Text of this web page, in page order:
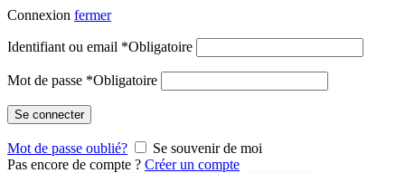
Connexion fermer
Identifiant ou email *Obligatoire
Mot de passe *Obligatoire
Se connecter
Mot de passe oublié?
Se souvenir de moi
Pas encore de compte ? Créer un compte